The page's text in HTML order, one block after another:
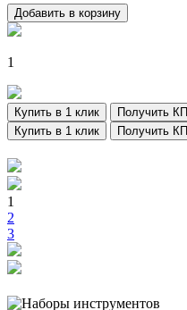
Добавить в корзину
1
Купить в 1 клик
Получить КП
Купить в 1 клик
Получить КП
1
2
3